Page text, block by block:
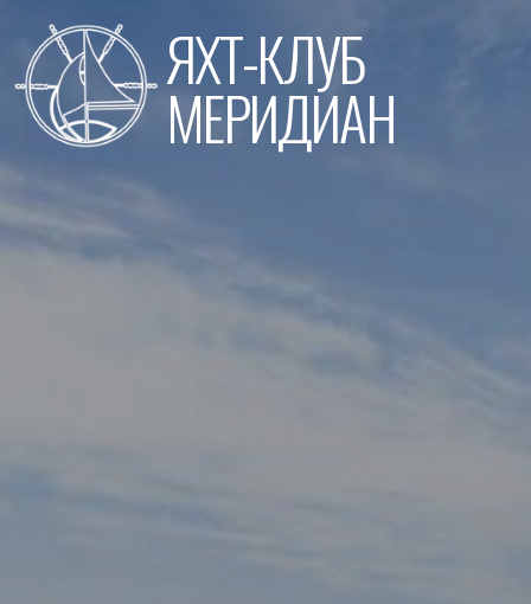
к
содержимому
ЯХТ-КЛУБ
МЕРИДИАН